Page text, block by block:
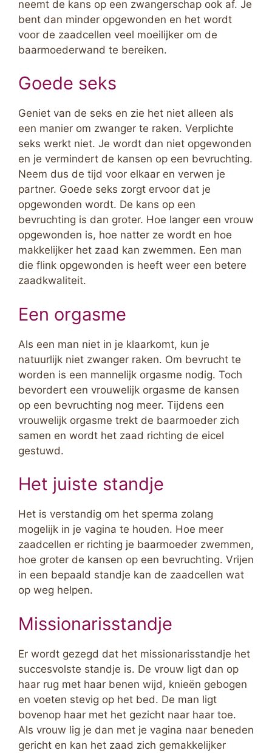
neemt de kans op een zwangerschap ook af. Je
bent dan minder opgewonden en het wordt
voor de zaadcellen veel moeilijker om de
baarmoederwand te bereiken.
Goede seks
Geniet van de seks en zie het niet alleen als
een manier om zwanger te raken. Verplichte
seks werkt niet. Je wordt dan niet opgewonden
en je vermindert de kansen op een bevruchting.
Neem dus de tijd voor elkaar en verwen je
partner. Goede seks zorgt ervoor dat je
opgewonden wordt. De kans op een
bevruchting is dan groter. Hoe langer een vrouw
opgewonden is, hoe natter ze wordt en hoe
makkelijker het zaad kan zwemmen. Een man
die flink opgewonden is heeft weer een betere
zaadkwaliteit.
Een orgasme
Als een man niet in je klaarkomt, kun je
natuurlijk niet zwanger raken. Om bevrucht te
worden is een mannelijk orgasme nodig. Toch
bevordert een vrouwelijk orgasme de kansen
op een bevruchting nog meer. Tijdens een
vrouwelijk orgasme trekt de baarmoeder zich
samen en wordt het zaad richting de eicel
gestuwd.
Het juiste standje
Het is verstandig om het sperma zolang
mogelijk in je vagina te houden. Hoe meer
zaadcellen er richting je baarmoeder zwemmen,
hoe groter de kansen op een bevruchting. Vrijen
in een bepaald standje kan de zaadcellen wat
op weg helpen.
Missionarisstandje
Er wordt gezegd dat het missionarisstandje het
succesvolste standje is. De vrouw ligt dan op
haar rug met haar benen wijd, knieën gebogen
en voeten stevig op het bed. De man ligt
bovenop haar met het gezicht naar haar toe.
Als vrouw lig je dan met je vagina naar beneden
gericht en kan het zaad zich gemakkelijker